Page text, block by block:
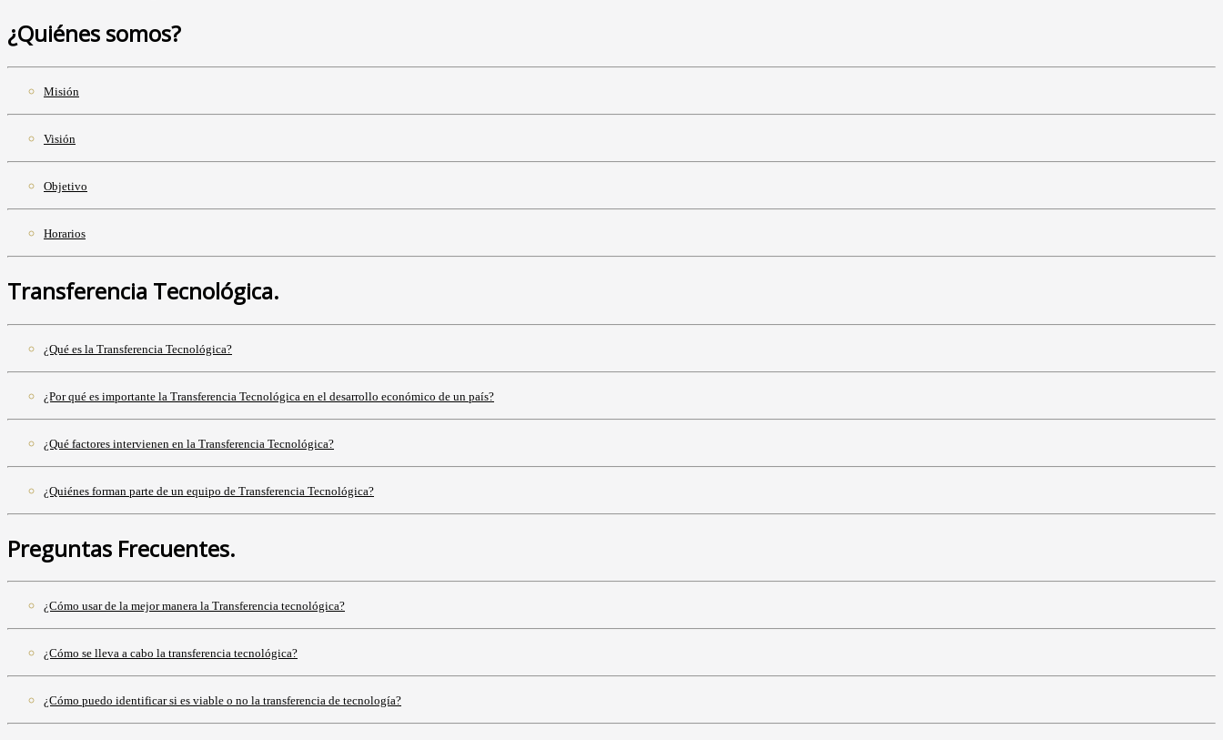
¿Quiénes somos?
Misión
Visión
Objetivo
Horarios
Transferencia Tecnológica.
¿Qué es la Transferencia Tecnológica?
¿Por qué es importante la Transferencia Tecnológica en el desarrollo económico de un país?
¿Qué factores intervienen en la Transferencia Tecnológica?
¿Quiénes forman parte de un equipo de Transferencia Tecnológica?
Preguntas Frecuentes.
¿Cómo usar de la mejor manera la Transferencia tecnológica?
¿Cómo se lleva a cabo la transferencia tecnológica?
¿Cómo puedo identificar si es viable o no la transferencia de tecnología?